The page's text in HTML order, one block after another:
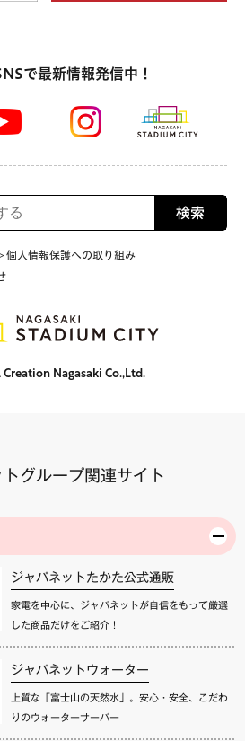
で最新情報発信中！
検索
個人情報保護への取り組み
Nagasaki Co.,Ltd.
グループ関連サイト
ジャパネットたかた公式通販
家電を中心に、ジャパネットが自信をもって厳選
した商品だけをご紹介！
ジャパネットウォーター
上質な「富士山の天然水」。安心・安全、こだわ
りのウォーターサーバー